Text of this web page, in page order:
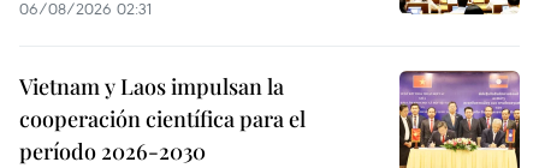
06/08/2026 02:31
Vietnam y Laos impulsan la
cooperación científica para el
período 2026-2030